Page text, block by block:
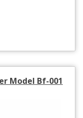
Model Bf-001